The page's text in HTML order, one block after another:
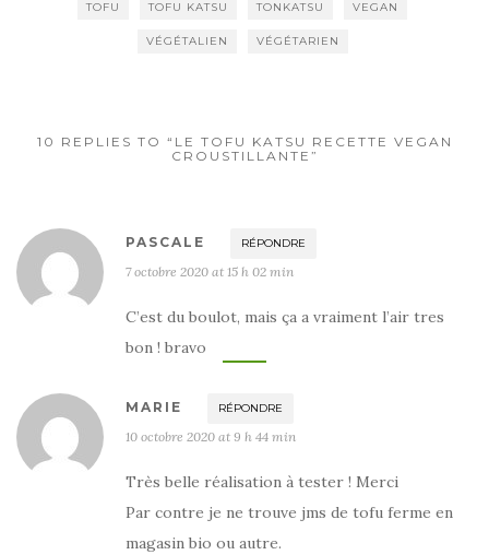
TOFU TOFU KATSU TONKATSU VEGAN
VÉGÉTALIEN VÉGÉTARIEN
10 REPLIES TO “LE TOFU KATSU RECETTE VEGAN
CROUSTILLANTE”
PASCALE RÉPONDRE
7 octobre 2020 at 15 h 02 min
C’est du boulot, mais ça a vraiment l’air tres
bon ! bravo
MARIE RÉPONDRE
10 octobre 2020 at 9 h 44 min
Très belle réalisation à tester ! Merci
Par contre je ne trouve jms de tofu ferme en
magasin bio ou autre.